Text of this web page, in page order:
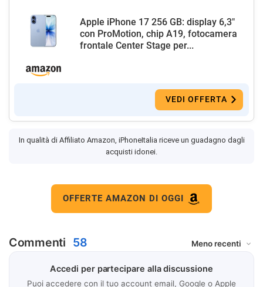
Apple iPhone 17 256 GB: display 6,3"
con ProMotion, chip A19, fotocamera
frontale Center Stage per...
VEDI OFFERTA
In qualità di Affiliato Amazon, iPhoneItalia riceve un guadagno dagli
acquisti idonei.
OFFERTE AMAZON DI OGGI
Commenti 58
Accedi per partecipare alla discussione
Puoi accedere con il tuo account email, Google o Apple